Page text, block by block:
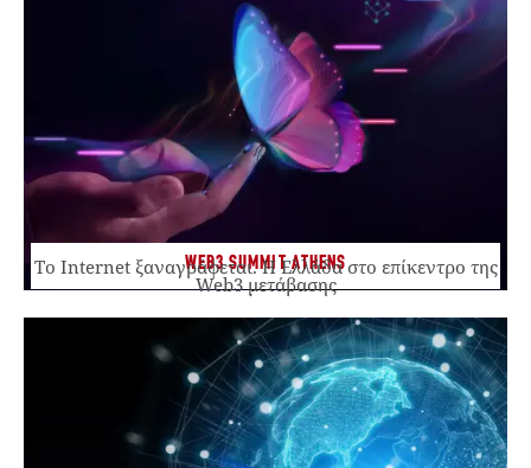
WEB3 SUMMIT ATHENS
Το Internet ξαναγράφεται. Η Ελλάδα στο επίκεντρο της
Web3 μετάβασης